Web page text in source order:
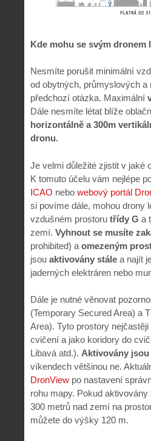
Kde mohu se svým dronem
Nesmíte porušit minimální
od obytných, průmyslových a
předchozí otázka. Maximální
Dále nesmíte létat blíže
horizontálně a 300m
dronu.
Je velmi důležité zjistit v jaké
K tomuto účelu vám nejlépe
ICAO nebo webový portál
si povíme dále, mohou drony
vzdušném prostoru třídy G a
zemí. Vyhnout se musíte
prohibited) a omezeným
jsou aktivovány stále a najít
jaderných elektráren nebo
Dále je nutné věnovat
(Temporary Secured Area) a
Area). Tyto prostory
cvičení a jako koridory do
Libavá atd.). Aktivovány
víkendech většinou ne.
DronView po nastavení
rohu mapy. Pokud
300 metrů nad zemí na
můžete do výšky 120 m.